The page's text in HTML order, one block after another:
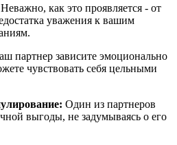
Неважно, как это проявляется - от
уважения к вашим
партнер зависите эмоционально
чувствовать себя цельными
Один из партнеров
выгоды, не задумываясь о его